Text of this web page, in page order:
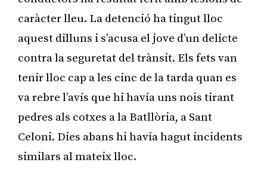
caràcter lleu. La detenció ha tingut lloc
aquest dilluns i s’acusa el jove d’un delicte
contra la seguretat del trànsit. Els fets van
tenir lloc cap a les cinc de la tarda quan es
va rebre l’avís que hi havia uns nois tirant
pedres als cotxes a la Batllòria, a Sant
Celoni. Dies abans hi havia hagut incidents
similars al mateix lloc.